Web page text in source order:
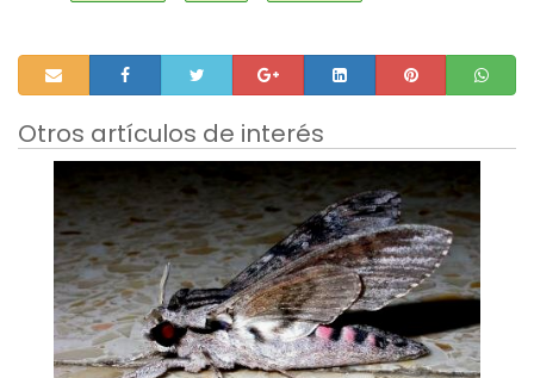
Otros artículos de interés